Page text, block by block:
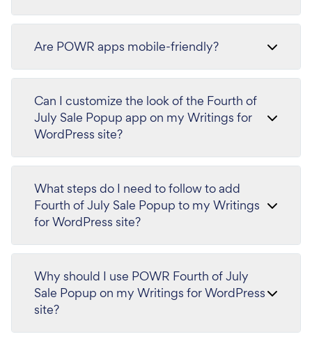
Are POWR apps mobile-friendly?
Can I customize the look of the Fourth of
July Sale Popup app on my Writings for
WordPress site?
What steps do I need to follow to add
Fourth of July Sale Popup to my Writings
for WordPress site?
Why should I use POWR Fourth of July
Sale Popup on my Writings for WordPress
site?